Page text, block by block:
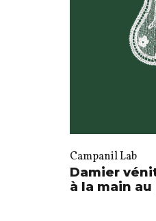
Campanil Lab
Damier
à la main